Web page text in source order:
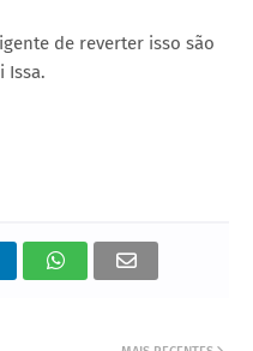
de reverter isso são
Issa.